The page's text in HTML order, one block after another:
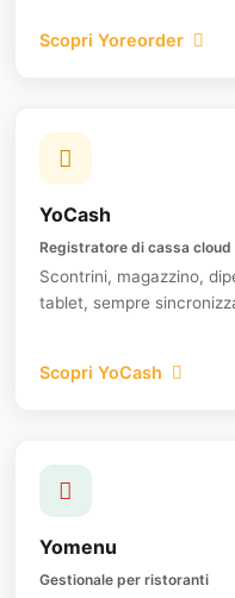
Scopri Yoreorder
YoCash
Registratore di cassa cloud
Scontrini, magazzino,
tablet, sempre
Scopri YoCash
Yomenu
Gestionale per ristoranti